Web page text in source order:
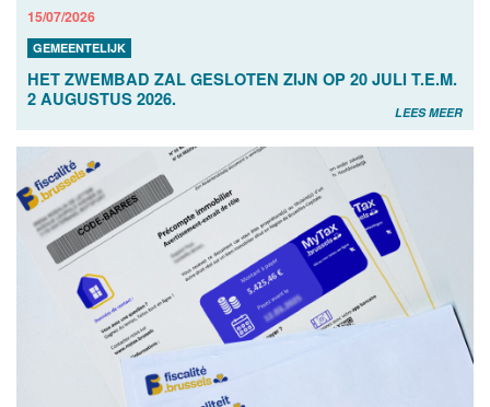
15/07/2026
GEMEENTELIJK
HET ZWEMBAD ZAL GESLOTEN ZIJN OP 20 JULI T.E.M.
2 AUGUSTUS 2026.
LEES MEER